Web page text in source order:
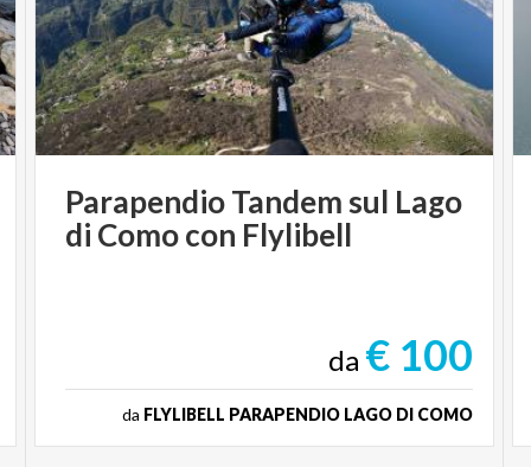
ParapendioTandem sul Lago
di Comocon Flylibell
da € 100
da FLYLIBELL PARAPENDIO LAGO DI COMO